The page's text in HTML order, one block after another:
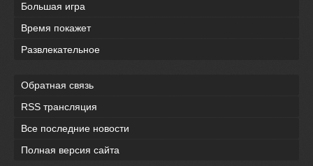
Большая игра
Время покажет
Развлекательное
Обратная связь
RSS трансляция
Все последние новости
Полная версия сайта